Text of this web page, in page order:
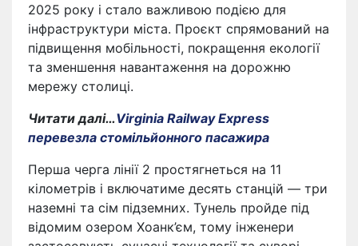
2025 року і стало важливою подією для
інфраструктури міста. Проєкт спрямований на
підвищення мобільності, покращення екології
та зменшення навантаження на дорожню
мережу столиці.
Читати далі…Virginia Railway Express
перевезла стомільйонного пасажира
Перша черга лінії 2 простягнеться на 11
кілометрів і включатиме десять станцій — три
наземні та сім підземних. Тунель пройде під
відомим озером Хоанк’єм, тому інженери